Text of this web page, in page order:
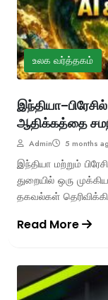
உலக வர்த்தகம்
ஆதிக்கத்தை
Admin 5 months
இந்தியா மற்றும்
துறையில் ஒரு
தகவல்கள்
Read More